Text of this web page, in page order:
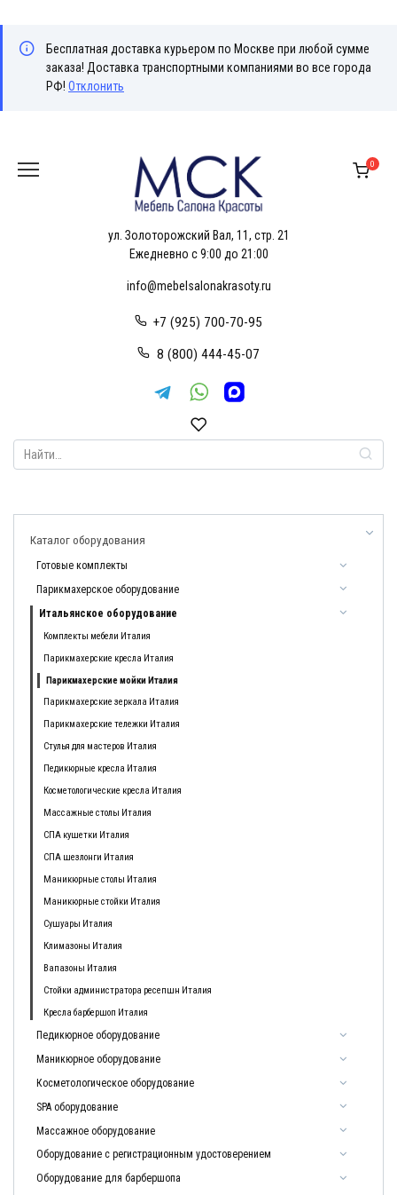
Бесплатная доставка курьером по Москве при любой сумме
заказа! Доставка транспортными компаниями во все города
РФ! Отклонить
содержанию
ул. Золоторожский Вал, 11, стр. 21
Ежедневно с 9:00 до 21:00
info@mebelsalonakrasoty.ru
+7 (925) 700-70-95
8 (800) 444-45-07
0
Search
for:
Каталог оборудования
Готовые комплекты
Парикмахерское оборудование
Итальянское оборудование
Комплекты мебели Италия
Парикмахерские кресла Италия
Парикмахерские мойки Италия
Парикмахерские зеркала Италия
Парикмахерские тележки Италия
Стулья для мастеров Италия
Педикюрные кресла Италия
Косметологические кресла Италия
Массажные столы Италия
СПА кушетки Италия
СПА шезлонги Италия
Маникюрные столы Италия
Маникюрные стойки Италия
Сушуары Италия
Климазоны Италия
Вапазоны Италия
Стойки администратора ресепшн Италия
Кресла барбершоп Италия
Педикюрное оборудование
Маникюрное оборудование
Косметологическое оборудование
SPA оборудование
Массажное оборудование
Оборудование с регистрационным удостоверением
Оборудование для барбершопа